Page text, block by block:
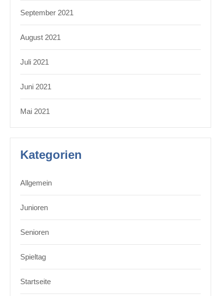
September 2021
August 2021
Juli 2021
Juni 2021
Mai 2021
Kategorien
Allgemein
Junioren
Senioren
Spieltag
Startseite